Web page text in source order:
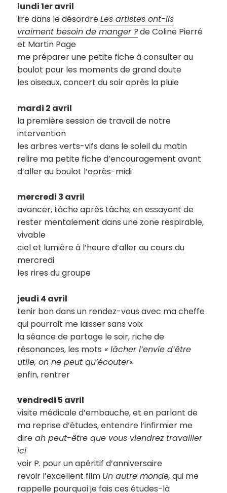
lundi 1er avril
lire dans le désordreLes artistes ont-ils
vraiment besoin de manger ?de Coline Pierré
et Martin Page
me préparer une petite fiche à consulter au
boulot pour les moments de grand doute
les oiseaux, concert du soir après la pluie
mardi 2 avril
la première session de travail de notre
intervention
les arbres verts-vifs dans le soleil du matin
relire ma petite fiche d’encouragement avant
d’aller au boulot l’après-midi
mercredi 3 avril
avancer, tâche après tâche, en essayant de
rester mentalement dans une zone respirable,
vivable
ciel et lumière à l’heure d’aller au cours du
mercredi
les rires du groupe
jeudi 4 avril
tenir bon dans un rendez-vous avec ma cheffe
qui pourrait me laisser sans voix
la séance de partage le soir, riche de
résonances, les mots « lâcher l’envie d’être
utile, on ne peut qu’écouter«
enfin, rentrer
vendredi 5 avril
visite médicale d’embauche, et en parlant de
ma reprise d’études, entendre l’infirmier me
dire ah peut-être que vous viendrez travailler
ici
voir P. pour un apéritif d’anniversaire
revoir l’excellent film Un autre monde, qui me
rappelle pourquoi je fais ces études-là